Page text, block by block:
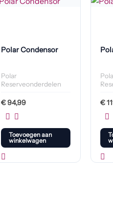
Polar Condensor
Polar
Reserveonderdelen
€94,99
Toevoegen aan
winkelwagen
€